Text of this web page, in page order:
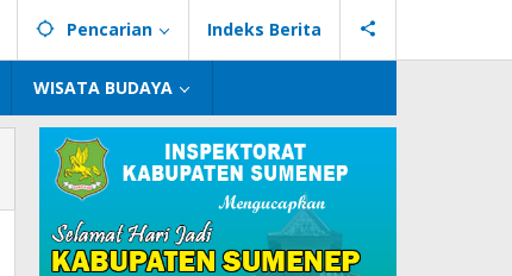
Pencarian Indeks Berita
WISATA BUDAYA